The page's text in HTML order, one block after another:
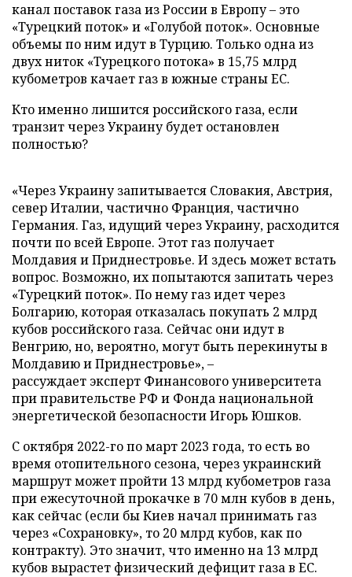
канал поставок газа из России в Европу – это
«Турецкий поток» и «Голубой поток». Основные
объемы по ним идут в Турцию. Только одна из
двух ниток «Турецкого потока» в 15,75 млрд
кубометров качает газ в южные страны ЕС.
Кто именно лишится российского газа, если
транзит через Украину будет остановлен
полностью?
«Через Украину запитывается Словакия, Австрия,
север Италии, частично Франция, частично
Германия. Газ, идущий через Украину, расходится
почти по всей Европе. Этот газ получает
Молдавия и Приднестровье. И здесь может встать
вопрос. Возможно, их попытаются запитать через
«Турецкий поток». По нему газ идет через
Болгарию, которая отказалась покупать 2 млрд
кубов российского газа. Сейчас они идут в
Венгрию, но, вероятно, могут быть перекинуты в
Молдавию и Приднестровье», –
рассуждает эксперт Финансового университета
при правительстве РФ и Фонда национальной
энергетической безопасности Игорь Юшков.
С октября 2022-го по март 2023 года, то есть во
время отопительного сезона, через украинский
маршрут может пройти 13 млрд кубометров газа
при ежесуточной прокачке в 70 млн кубов в день,
как сейчас (если бы Киев начал принимать газ
через «Сохрановку», то 20 млрд кубов, как по
контракту). Это значит, что именно на 13 млрд
кубов вырастет физический дефицит газа в ЕС.